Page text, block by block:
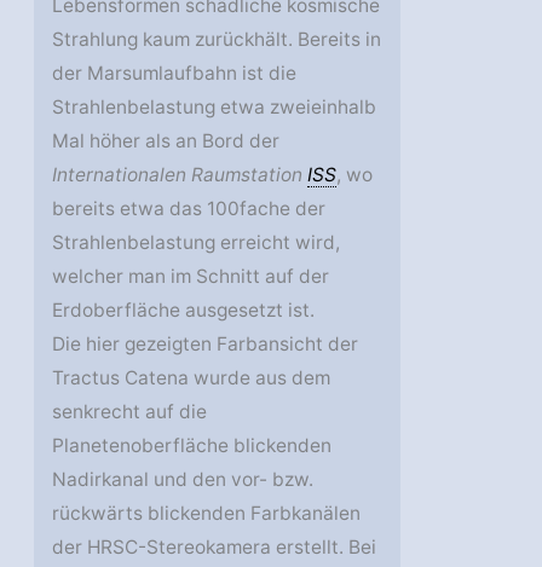
Lebensformen schädliche kosmische
Strahlung kaum zurückhält. Bereits in
der Marsumlaufbahn ist die
Strahlenbelastung etwa zweieinhalb
Mal höher als an Bord der
Internationalen RaumstationISS, wo
bereits etwa das 100fache der
Strahlenbelastung erreicht wird,
welcher man im Schnitt auf der
Erdoberfläche ausgesetzt ist.
Die hier gezeigten Farbansicht der
Tractus Catena wurde aus dem
senkrecht auf die
Planetenoberfläche blickenden
Nadirkanal und den vor- bzw.
rückwärts blickenden Farbkanälen
der HRSC-Stereokamera erstellt. Bei